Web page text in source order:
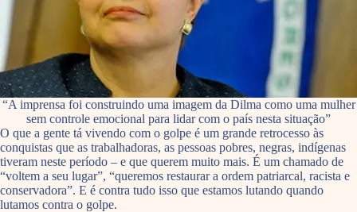
“A imprensa foi construindo uma imagem da Dilma como uma mulher
sem controle emocional para lidar com o país nesta situação”
O que a gente tá vivendo com o golpe é um grande retrocesso às
conquistas que as trabalhadoras, as pessoas pobres, negras, indígenas
tiveram neste período – e que querem muito mais. É um chamado de
“voltem a seu lugar”, “queremos restaurar a ordem patriarcal, racista e
conservadora”. E é contra tudo isso que estamos lutando quando
lutamos contra o golpe.